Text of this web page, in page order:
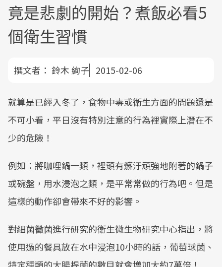
竟是悲劇的開始？煮飯必看5
個衛生習慣
撰文者： 鈴木 絢子 2015-02-06
就算是已經入冬了，食物中毒或衛生方面的問題還是
不可小看，平日沒有特別注意的行為裡實際上潛在不
少的危險！
例如：將咖哩鍋一類，裡頭有髒汙頑強地附著的鍋子
或碗盤，用水浸泡之類，是平常常做的行為吧。但是
這樣的動作卻會帶來不好的影響。
對細菌黴菌進行研究的衛生微生物研究中心指出，將
使用過的餐具放在水中浸泡10小時的話，葡萄球菌、